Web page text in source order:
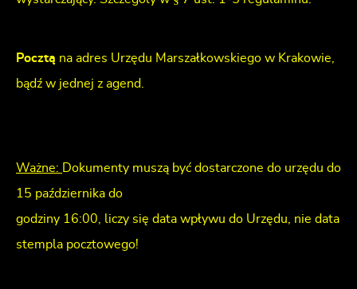
Pocztą na adres Urzędu Marszałkowskiego w Krakowie,
bądź w jednej z agend.
Ważne: Dokumenty muszą być dostarczone do urzędu do
15 października do
godziny 16:00, liczy się data wpływu do Urzędu, nie data
stempla pocztowego!